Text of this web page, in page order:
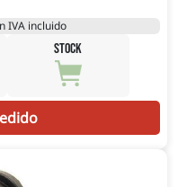
IVA incluido
STOCK